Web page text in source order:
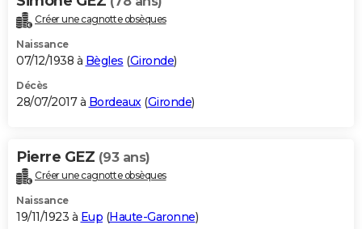
Créer une cagnotte obsèques
Naissance
07/12/1938 à Bègles (Gironde)
Décès
28/07/2017 à Bordeaux(Gironde)
Pierre GEZ (93 ans)
Créer une cagnotte obsèques
Naissance
19/11/1923 à Eup (Haute-Garonne)